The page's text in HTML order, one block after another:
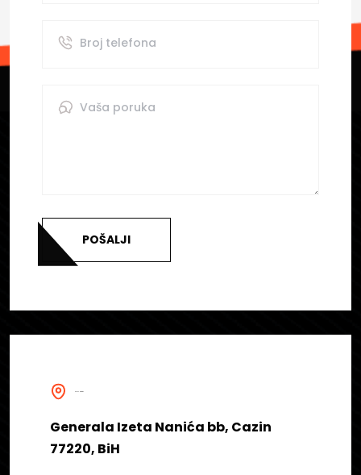
POŠALJI
Generala Izeta Nanića bb, Cazin
77220, BiH